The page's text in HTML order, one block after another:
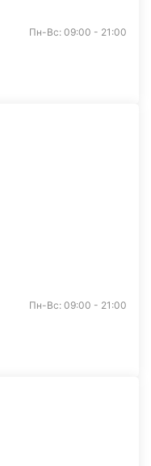
Пн-Вс: 09:00 - 21:00
Пн-Вс: 09:00 - 21:00